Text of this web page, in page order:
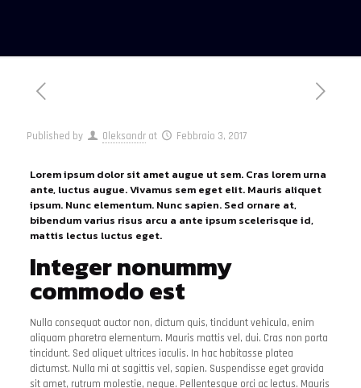
Published by Oleksandr at Febbraio 3, 2017
Lorem ipsum dolor sit amet augue ut sem. Cras lorem urna
ante, luctus augue. Vivamus sem eget elit. Mauris aliquet
ipsum. Nunc elementum. Nunc sapien. Sed ornare at,
bibendum varius risus arcu a ante ipsum scelerisque id,
mattis lectus luctus eget.
Integer nonummy
commodo est
Nulla consequat auctor non, dictum quis, tincidunt vehicula, enim
aliquam pharetra elementum. Mauris mattis vel, dui. Cras non porta
tincidunt. Sed aliquet ultrices iaculis. In hac habitasse platea
dictumst. Nulla mi at sagittis vel, sapien. Suspendisse eget gravida
sit amet, rutrum molestie, neque. Pellentesque orci ac lectus. Mauris